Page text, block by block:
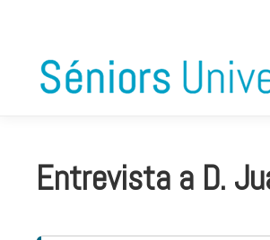
Entrevista a D.